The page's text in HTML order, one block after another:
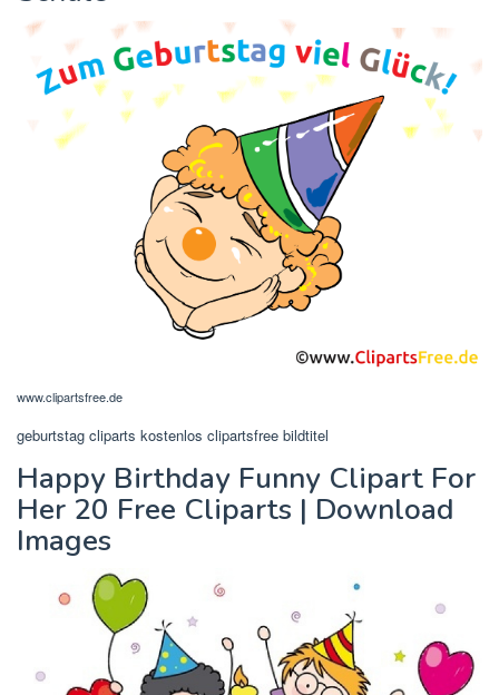
www.clipartsfree.de
geburtstag cliparts kostenlos clipartsfree bildtitel
Happy Birthday Funny Clipart For
Her 20 Free Cliparts | Download
Images